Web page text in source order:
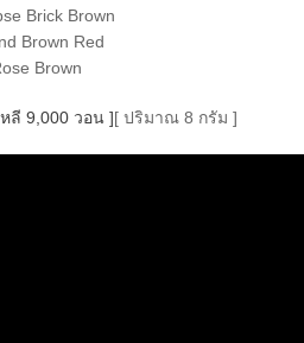
Brick Brown
Brown Red
Brown
ลี 9,000 วอน ][ ปริมาณ 8 กรัม ]